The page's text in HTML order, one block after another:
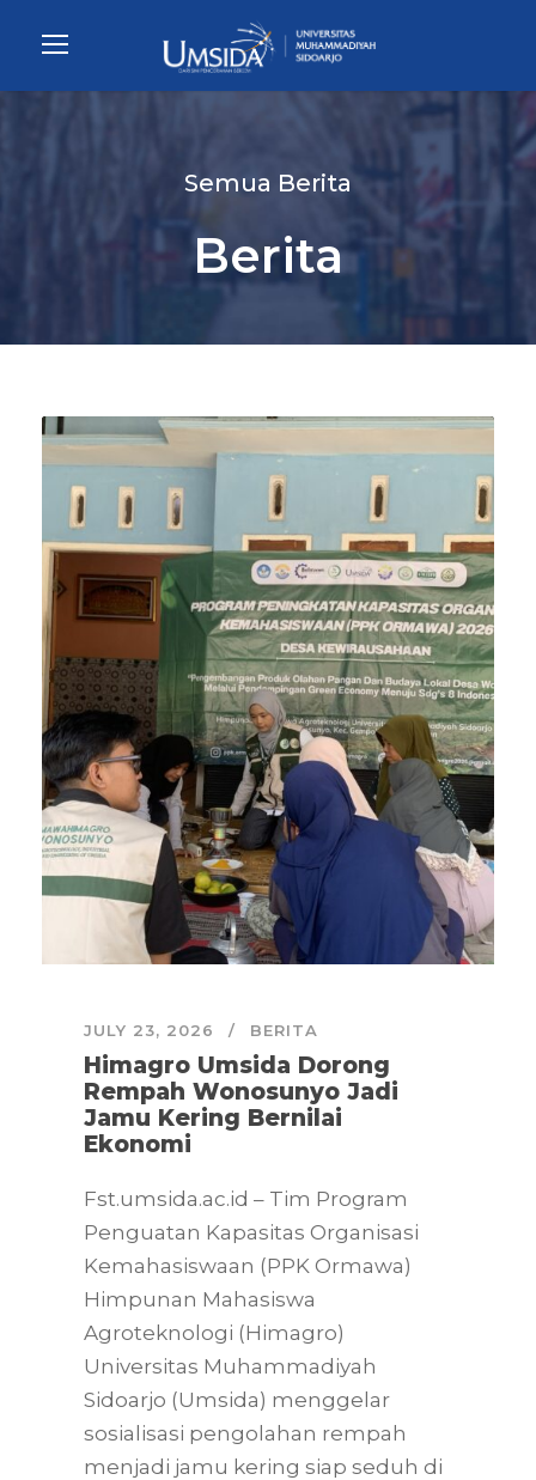
Semua Berita
Berita
JULY 23, 2026 BERITA
Himagro Umsida Dorong
Rempah Wonosunyo Jadi
Jamu Kering Bernilai
Ekonomi
Fst.umsida.ac.id – Tim Program
Penguatan Kapasitas Organisasi
Kemahasiswaan (PPK Ormawa)
Himpunan Mahasiswa
Agroteknologi (Himagro)
Universitas Muhammadiyah
Sidoarjo (Umsida) menggelar
sosialisasi pengolahan rempah
menjadi jamu kering siap seduh di